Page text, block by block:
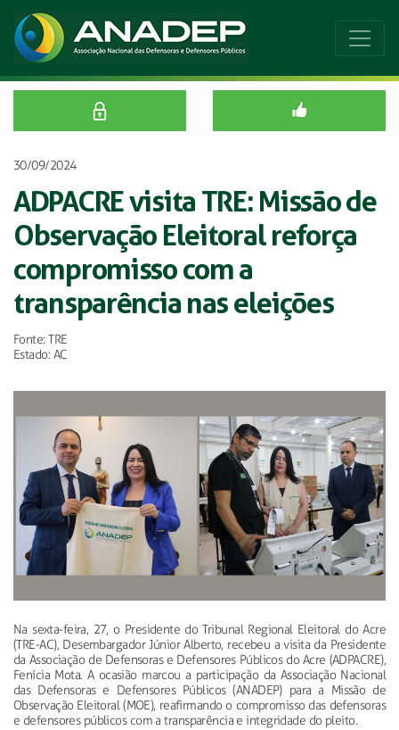
30/09/2024
ADPACRE visita TRE: Missão de
Observação Eleitoral reforça
compromisso com a
transparência nas eleições
Fonte: TRE
Estado: AC
Na sexta-feira, 27, o Presidente do Tribunal Regional Eleitoral do Acre
(TRE-AC), Desembargador Júnior Alberto, recebeu a visita da Presidente
da Associação de Defensoras e Defensores Públicos do Acre (ADPACRE),
Fenícia Mota. A ocasião marcou a participação da Associação Nacional
das Defensoras e Defensores Públicos (ANADEP) para a Missão de
Observação Eleitoral (MOE), reafirmando o compromisso das defensoras
e defensores públicos com a transparência e integridade do pleito.